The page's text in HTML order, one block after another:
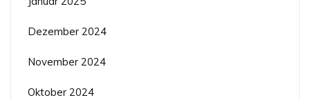
Dezember 2024
November 2024
Oktober 2024